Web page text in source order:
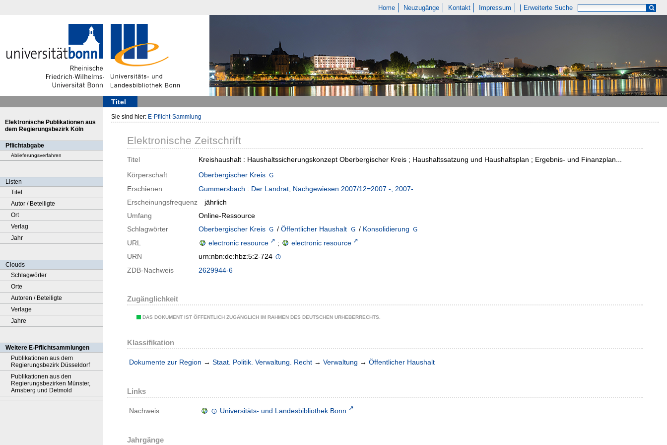
Home Neuzugänge Kontakt Impressum Erweiterte Suche
Titel
Elektronische Publikationen aus
dem Regierungsbezirk Köln
Pflichtabgabe
Ablieferungsverfahren
Listen
Titel
Autor / Beteiligte
Ort
Verlag
Jahr
Clouds
Schlagwörter
Orte
Autoren / Beteiligte
Verlage
Jahre
Weitere E-Pflichtsammlungen
Publikationen aus dem
Regierungsbezirk Düsseldorf
Publikationen aus den
Regierungsbezirken Münster,
Arnsberg und Detmold
Sie sind hier: E-Pflicht-Sammlung
Elektronische Zeitschrift
Titel
Kreishaushalt : Haushaltssicherungskonzept Oberbergischer Kreis ; Haushaltssatzung und Haushaltsplan ; Ergebnis- und Finanzplan...
Körperschaft
Oberbergischer Kreis
Erschienen
Gummersbach : Der Landrat, Nachgewiesen 2007/12=2007 -, 2007-
Erscheinungsfrequenz
jährlich
Umfang
Online-Ressource
Schlagwörter
Oberbergischer Kreis / Öffentlicher Haushalt / Konsolidierung
URL
electronic resource ;
electronic resource
URN
urn:nbn:de:hbz:5:2-724
ZDB-Nachweis
2629944-6
Zugänglichkeit
DAS DOKUMENT IST ÖFFENTLICH ZUGÄNGLICH IM RAHMEN DES DEUTSCHEN URHEBERRECHTS.
Klassifikation
Dokumente zur Region → Staat. Politik. Verwaltung. Recht → Verwaltung → Öffentlicher Haushalt
Links
Nachweis Universitäts- und Landesbibliothek Bonn
Jahrgänge